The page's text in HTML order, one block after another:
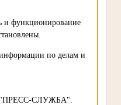
и функционирование
по делам и
"ПРЕСС-СЛУЖБА".